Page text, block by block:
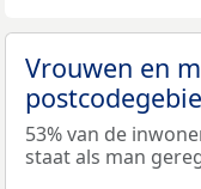
Vrouwen en
53% van de
staat als man